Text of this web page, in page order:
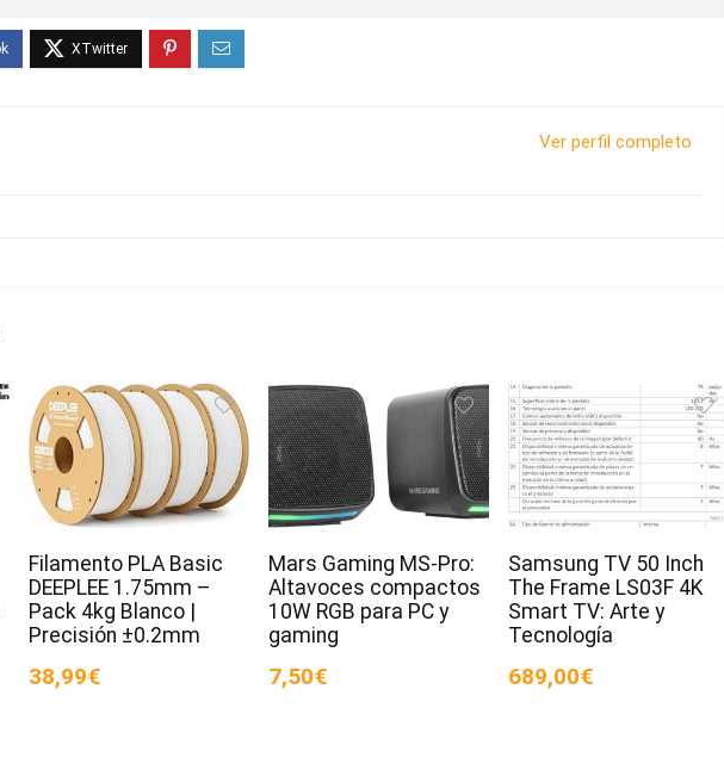
Ver perfil completo
Filamento PLA Basic
DEEPLEE 1.75mm –
Pack 4kg Blanco |
Precisión ±0.2mm
38,99€
Mars Gaming MS-Pro:
Altavoces compactos
10W RGB para PC y
gaming
7,50€
Samsung TV 50 Inch
The Frame LS03F 4K
Smart TV: Arte y
Tecnología
689,00€